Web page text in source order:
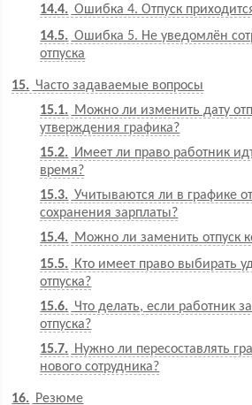
14.4
Ошибка 4. Отпуск
14.5
Ошибка 5. Не уведомлён
отпуска
15
Часто задаваемые вопросы
15.1
Можно ли изменить дату
утверждения графика?
15.2
Имеет ли право работник
время?
15.3
Учитываются ли в графике
сохранения зарплаты?
15.4
Можно ли заменить отпуск
15.5
Кто имеет право выбирать
отпуска?
15.6
Что делать, если работник
отпуска?
15.7
Нужно ли пересоставлять
нового сотрудника?
16 Резюме